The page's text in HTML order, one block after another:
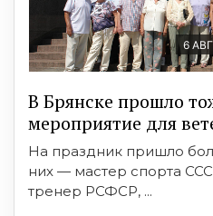
6
В Брянске прошло
мероприятие для
На праздник пришло
них — мастер спорта
тренер РСФСР, ...